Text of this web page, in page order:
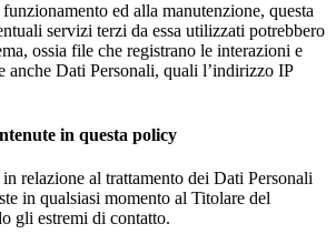
ed alla manutenzione, questa
servizi terzi da essa utilizzati potrebbero
ossia file che registrano le interazioni e
anche Dati Personali, quali l’indirizzo IP
in questa policy
relazione al trattamento dei Dati Personali
in qualsiasi momento al Titolare del
gli estremi di contatto.